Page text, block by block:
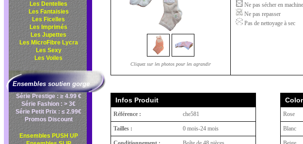
Les Dentelles
Les Fantaisies
Les Ficelles
Les Imprimés
Les Jupettes
Les MicroFibre Lycra
Les Sexy
Les Voiles
Ensembles soutien gorge
Série Prestige : ≥ 4.99 €
Série Fashion : > 3€
Série Petit Prix : ≤ 2.99€
Promos Discount
Ensembles PUSH UP
Cliquez sur les photos pour les agrandir
Ne pas sécher en machine
Ne pas repasser
Pas de nettoyage à sec
Infos Produit
Référence : che581
Tailles : 0 mois-24 mois
Rose
Blanc